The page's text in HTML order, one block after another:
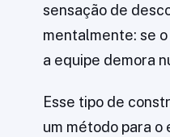
sensação de
mentalmente: se
a equipe demora
Esse tipo de
um método para o